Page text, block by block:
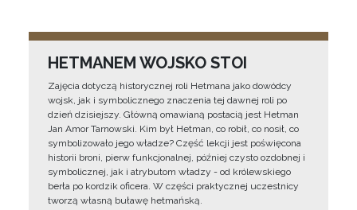
HETMANEM WOJSKO STOI
Zajęcia dotyczą historycznej roli Hetmana jako dowódcy
wojsk, jak i symbolicznego znaczenia tej dawnej roli po
dzień dzisiejszy. Główną omawianą postacią jest Hetman
Jan Amor Tarnowski. Kim był Hetman, co robił, co nosił, co
symbolizowało jego władze? Część lekcji jest poświęcona
historii broni, pierw funkcjonalnej, później czysto ozdobnej i
symbolicznej, jak i atrybutom władzy - od królewskiego
berła po kordzik oficera. W części praktycznej uczestnicy
tworzą własną buławę hetmańską.